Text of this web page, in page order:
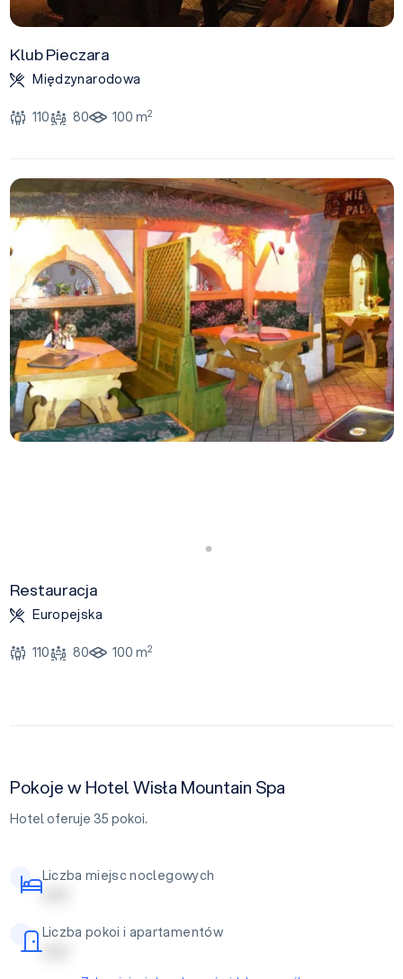
Klub Pieczara
Międzynarodowa
110 80 100 m2
Restauracja
Europejska
110 80 100 m2
Pokoje w Hotel Wisła Mountain Spa
Hotel oferuje 35 pokoi.
Liczba miejsc noclegowych
| | | | |
Liczba pokoi i apartamentów
| | | | |